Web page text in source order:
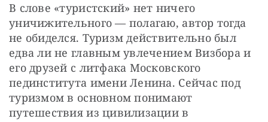
В слове «туристский» нет ничего
уничижительного — полагаю, автор тогда
не обиделся. Туризм действительно был
едва ли не главным увлечением Визбора и
его друзей с литфака Московского
пединститута имени Ленина. Сейчас под
туризмом в основном понимают
путешествия из цивилизации в